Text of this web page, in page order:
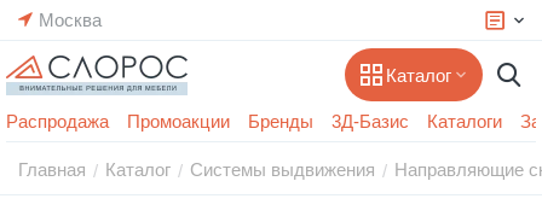
Москва
Каталог
Распродажа Промоакции Бренды 3Д-Базис Каталоги
Главная / Каталог / Системы выдвижения / Направляющие